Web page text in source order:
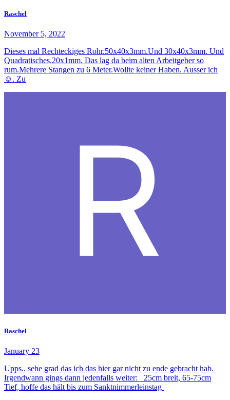
Raschel
November 5, 2022
Dieses mal Rechteckiges Rohr.50x40x3mm.Und 30x40x3mm. Und
Quadratisches,20x1mm. Das lag da beim alten Arbeitgeber so
rum.Mehrere Stangen zu 6 Meter.Wollte keiner Haben. Ausser ich
☺️. Zu
Raschel
January 23
Upps.. sehe grad das ich das hier gar nicht zu ende gebracht hab.
Irgendwann gings dann jedenfalls weiter: 25cm breit, 65-75cm
Tief, hoffe das hält bis zum Sanktnimmerleinstag